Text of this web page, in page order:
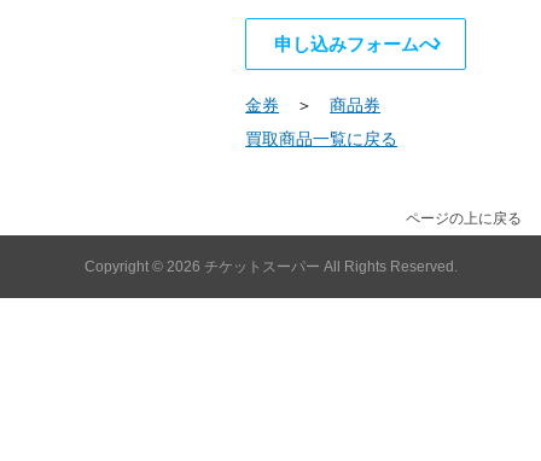
申し込みフォームへ
金券 ＞商品券
買取商品一覧に戻る
ページの上に戻る
Copyright © 2026 チケットスーパー All Rights Reserved.